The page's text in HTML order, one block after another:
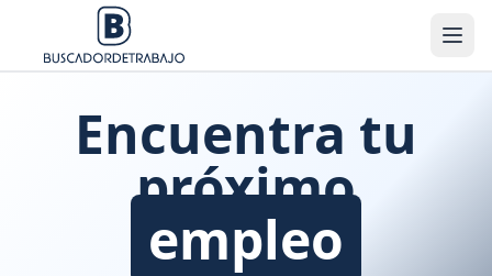
Encuentra tu
próximo
empleo